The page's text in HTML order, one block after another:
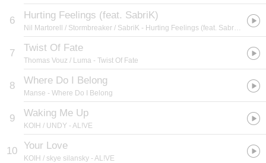
6 Hurting Feelings (feat. SabriK)
Nil Martorell / Stormbreaker / SabriK - Hurting Feelings (feat. SabriK)
7 Twist Of Fate
Thomas Vouz / Luma - Twist Of Fate
8 Where Do I Belong
Manse - Where Do I Belong
9 Waking Me Up
KOIH / UNDY - AL!VE
10 Your Love
KOIH / skye silansky - AL!VE